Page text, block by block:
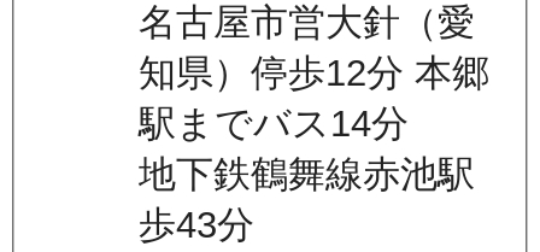
名古屋市営大針（愛
知県）停歩12分 本郷
駅までバス14分
地下鉄鶴舞線赤池駅
歩43分